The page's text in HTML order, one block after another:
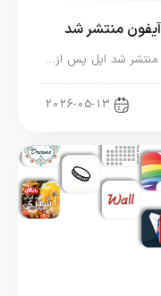
2026-05-13